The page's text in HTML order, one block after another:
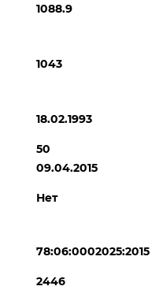
1088.9
1043
18.02.1993
50
09.04.2015
Нет
78:06:0002025:2015
2446